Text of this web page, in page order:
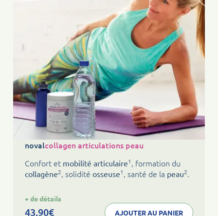
novalcollagen articulations peau
Confort et mobilité articulaire1, formation du
collagène2, soliditéosseuse1, santé de la peau2.
+ de détails
collagen
43,90€ AJOUTER AU PANIER